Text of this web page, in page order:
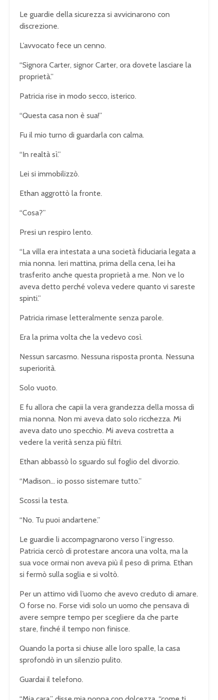
Le guardie della sicurezza si avvicinarono con
discrezione.
L’avvocato fece un cenno.
“Signora Carter, signor Carter, ora dovete lasciare la
proprietà.”
Patricia rise in modo secco, isterico.
“Questa casa non è sua!”
Fu il mio turno di guardarla con calma.
“In realtà sì.”
Lei si immobilizzò.
Ethan aggrottò la fronte.
“Cosa?”
Presi un respiro lento.
“La villa era intestata a una società fiduciaria legata a
mia nonna. Ieri mattina, prima della cena, lei ha
trasferito anche questa proprietà a me. Non ve lo
aveva detto perché voleva vedere quanto vi sareste
spinti.”
Patricia rimase letteralmente senza parole.
Era la prima volta che la vedevo così.
Nessun sarcasmo. Nessuna risposta pronta. Nessuna
superiorità.
Solo vuoto.
E fu allora che capii la vera grandezza della mossa di
mia nonna. Non mi aveva dato solo ricchezza. Mi
aveva dato uno specchio. Mi aveva costretta a
vedere la verità senza più filtri.
Ethan abbassò lo sguardo sul foglio del divorzio.
“Madison… io posso sistemare tutto.”
Scossi la testa.
“No. Tu puoi andartene.”
Le guardie li accompagnarono verso l’ingresso.
Patricia cercò di protestare ancora una volta, ma la
sua voce ormai non aveva più il peso di prima. Ethan
si fermò sulla soglia e si voltò.
Per un attimo vidi l’uomo che avevo creduto di amare.
O forse no. Forse vidi solo un uomo che pensava di
avere sempre tempo per scegliere da che parte
stare, finché il tempo non finisce.
Quando la porta si chiuse alle loro spalle, la casa
sprofondò in un silenzio pulito.
Guardai il telefono.